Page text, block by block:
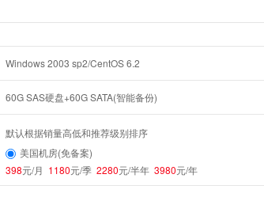
Windows 2003 sp2/CentOS 6.2
60G SAS硬盘+60G SATA(智能备份)
默认根据销量高低和推荐级别排序
美国机房(免备案)
398元/月 1180元/季 2280元/半年 3980元/年